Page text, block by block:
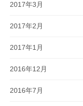
2017年3月
2017年2月
2017年1月
2016年12月
2016年7月